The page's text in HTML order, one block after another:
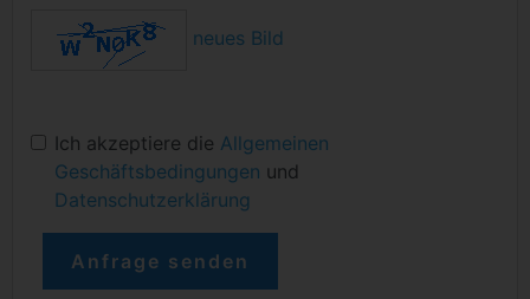
neues Bild
Ich akzeptiere die Allgemeinen
Geschäftsbedingungen und
Datenschutzerklärung